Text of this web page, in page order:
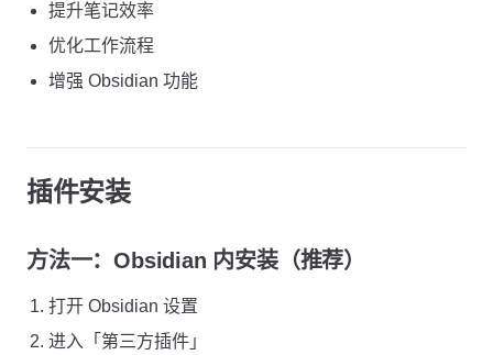
提升笔记效率
优化工作流程
增强 Obsidian 功能
插件安装
方法一：Obsidian 内安装（推荐）
打开 Obsidian 设置
进入「第三方插件」